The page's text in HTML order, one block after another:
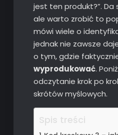
jest ten produkt?”. Da
ale warto zrobić to
mówi wiele o
jednak nie zawsze
o tym, gdzie
wyprodukować.
odczytanie krok po
skrótów myślowych.
Spis treści